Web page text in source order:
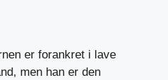
er forankret i lave
men han er den